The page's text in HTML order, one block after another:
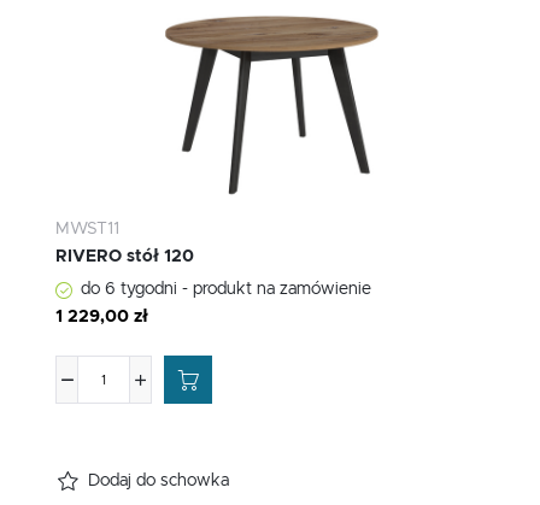
MWST11
RIVERO stół 120
do 6 tygodni - produkt na zamówienie
1 229,00 zł
Dodaj do schowka